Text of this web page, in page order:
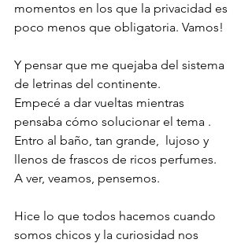
momentos en los que la privacidad es
poco menos que obligatoria. Vamos!
Y pensar que me quejaba del sistema
de letrinas del continente.
Empecé a dar vueltas mientras
pensaba cómo solucionar el tema .
Entro al baño, tan grande,  lujoso y
llenos de frascos de ricos perfumes.
A ver, veamos, pensemos.
Hice lo que todos hacemos cuando
somos chicos y la curiosidad nos